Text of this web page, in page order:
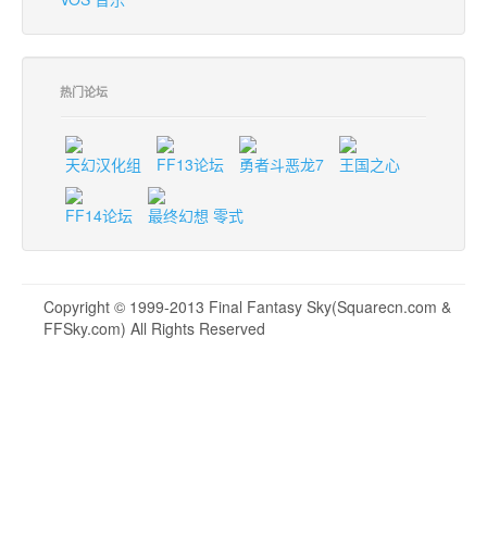
热门论坛
天幻汉化组 FF13论坛 勇者斗恶龙7 王国之心
FF14论坛 最终幻想 零式
Copyright © 1999-2013 Final Fantasy Sky(Squarecn.com &
FFSky.com) All Rights Reserved